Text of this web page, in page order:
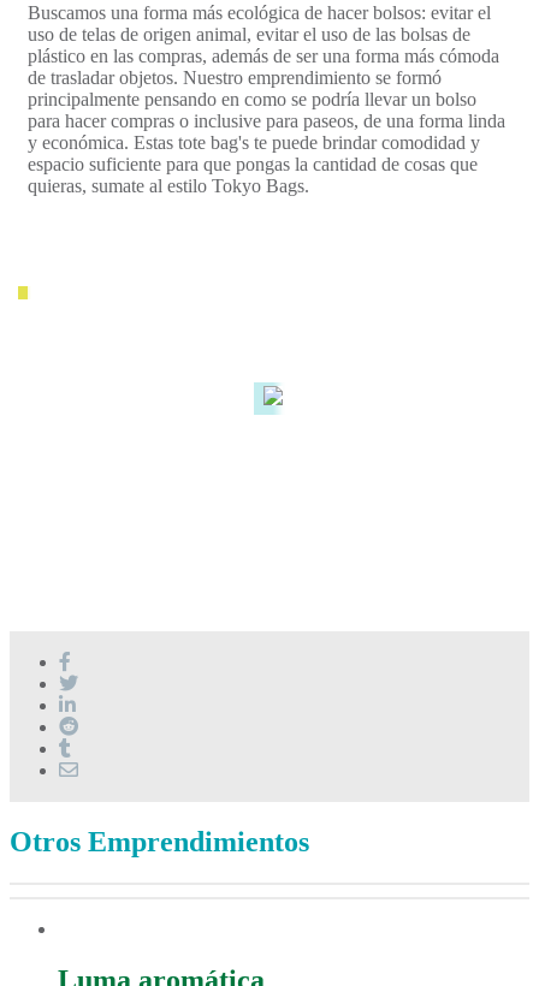
Buscamos una forma más ecológica de hacer bolsos: evitar el
uso de telas de origen animal, evitar el uso de las bolsas de
plástico en las compras, además de ser una forma más cómoda
de trasladar objetos. Nuestro emprendimiento se formó
principalmente pensando en como se podría llevar un bolso
para hacer compras o inclusive para paseos, de una forma linda
y económica. Estas tote bag's te puede brindar comodidad y
espacio suficiente para que pongas la cantidad de cosas que
quieras, sumate al estilo Tokyo Bags.
Otros Emprendimientos
Luma aromática